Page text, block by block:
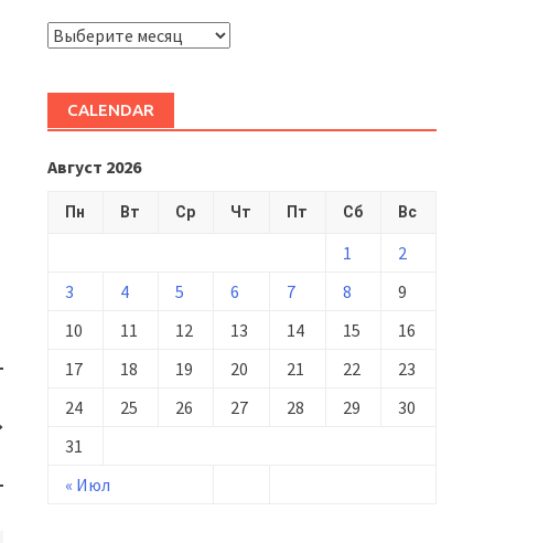
ARHIVĂ
CALENDAR
Август 2026
Пн Вт Ср Чт Пт Сб Вс
« Июл
1
2
3
4 5 6 7 8
9
10
11 12 13 14 15
16
17
18 19 20 21 22
23
24
25 26 27 28 29
30
31